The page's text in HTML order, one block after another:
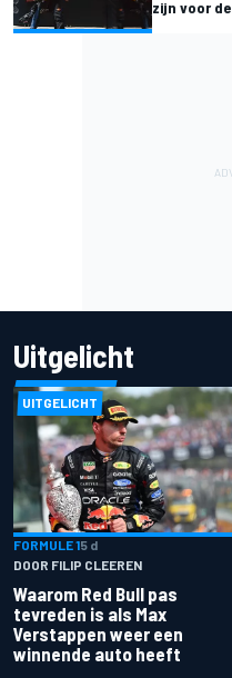
zijn voor
Uitgelicht
UITGELICHT
FORMULE 15 d
DOOR FILIP CLEEREN
Waarom Red Bull pas
tevreden is als Max
Verstappen weer een
winnende auto heeft